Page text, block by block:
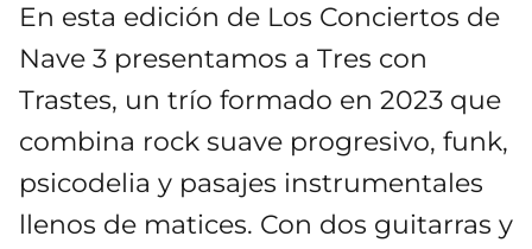
En esta edición de Los Conciertos de
Nave 3 presentamos a Tres con
Trastes, un trío formado en 2023 que
combina rock suave progresivo, funk,
psicodelia y pasajes instrumentales
llenos de matices. Con dos guitarras y